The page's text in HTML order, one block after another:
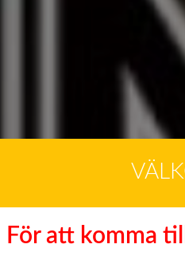
För att komma